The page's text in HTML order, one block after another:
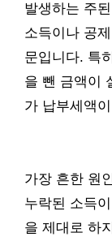
발생하는 주
소득이나 공
문입니다. 특
을 뺀 금액이
가 납부세액
가장 흔한 원
누락된 소득
을 제대로 하